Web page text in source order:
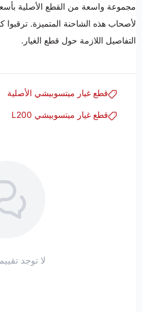
مجموعة واسعة من القطع الأصلية
لأصحاب هذه الشاحنة المتميزة. ترقبوا
التفاصيل اللازمة حول قطع الغيار.
قطع غيار ميتسوبيشي الأصلية
قطع غيار ميتسوبيشي L200
لا توجد